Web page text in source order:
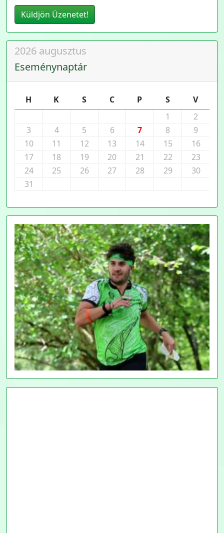
Küldjön Üzenetet!
2026 augusztus
Eseménynaptár
H K S C P S
V
1
2
3
4 5 6 7 8
9
10
11 12 13 14 15
16
17
18 19 20 21 22
23
24
25 26 27 28 29
30
31